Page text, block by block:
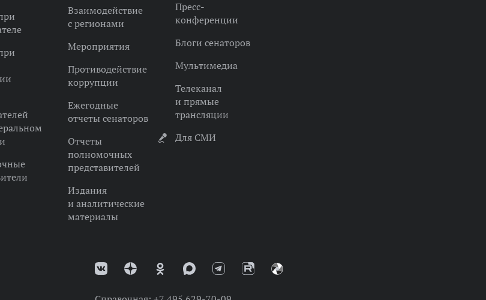
Взаимодействие
с регионами
Мероприятия
Противодействие
коррупции
Ежегодные
отчеты сенаторов
Отчеты
полномочных
представителей
Издания
и аналитические
материалы
Пресс-
конференции
Блоги сенаторов
Мультимедиа
Телеканал
и прямые
трансляции
Для СМИ